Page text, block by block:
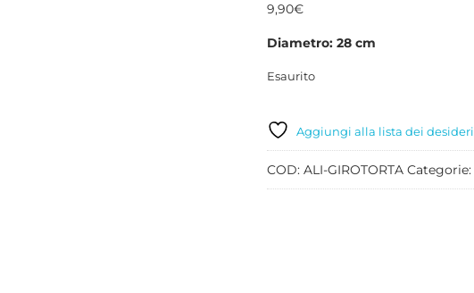
9,90€
Diametro: 28 cm
Esaurito
Aggiungi alla lista dei desideri
COD: ALI-GIROTORTA Categorie: